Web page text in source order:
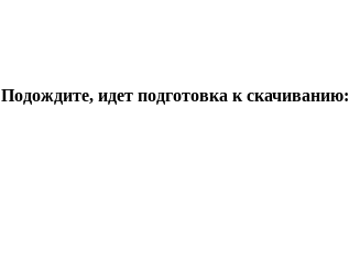
Подождите, идет подготовка к скачиванию: